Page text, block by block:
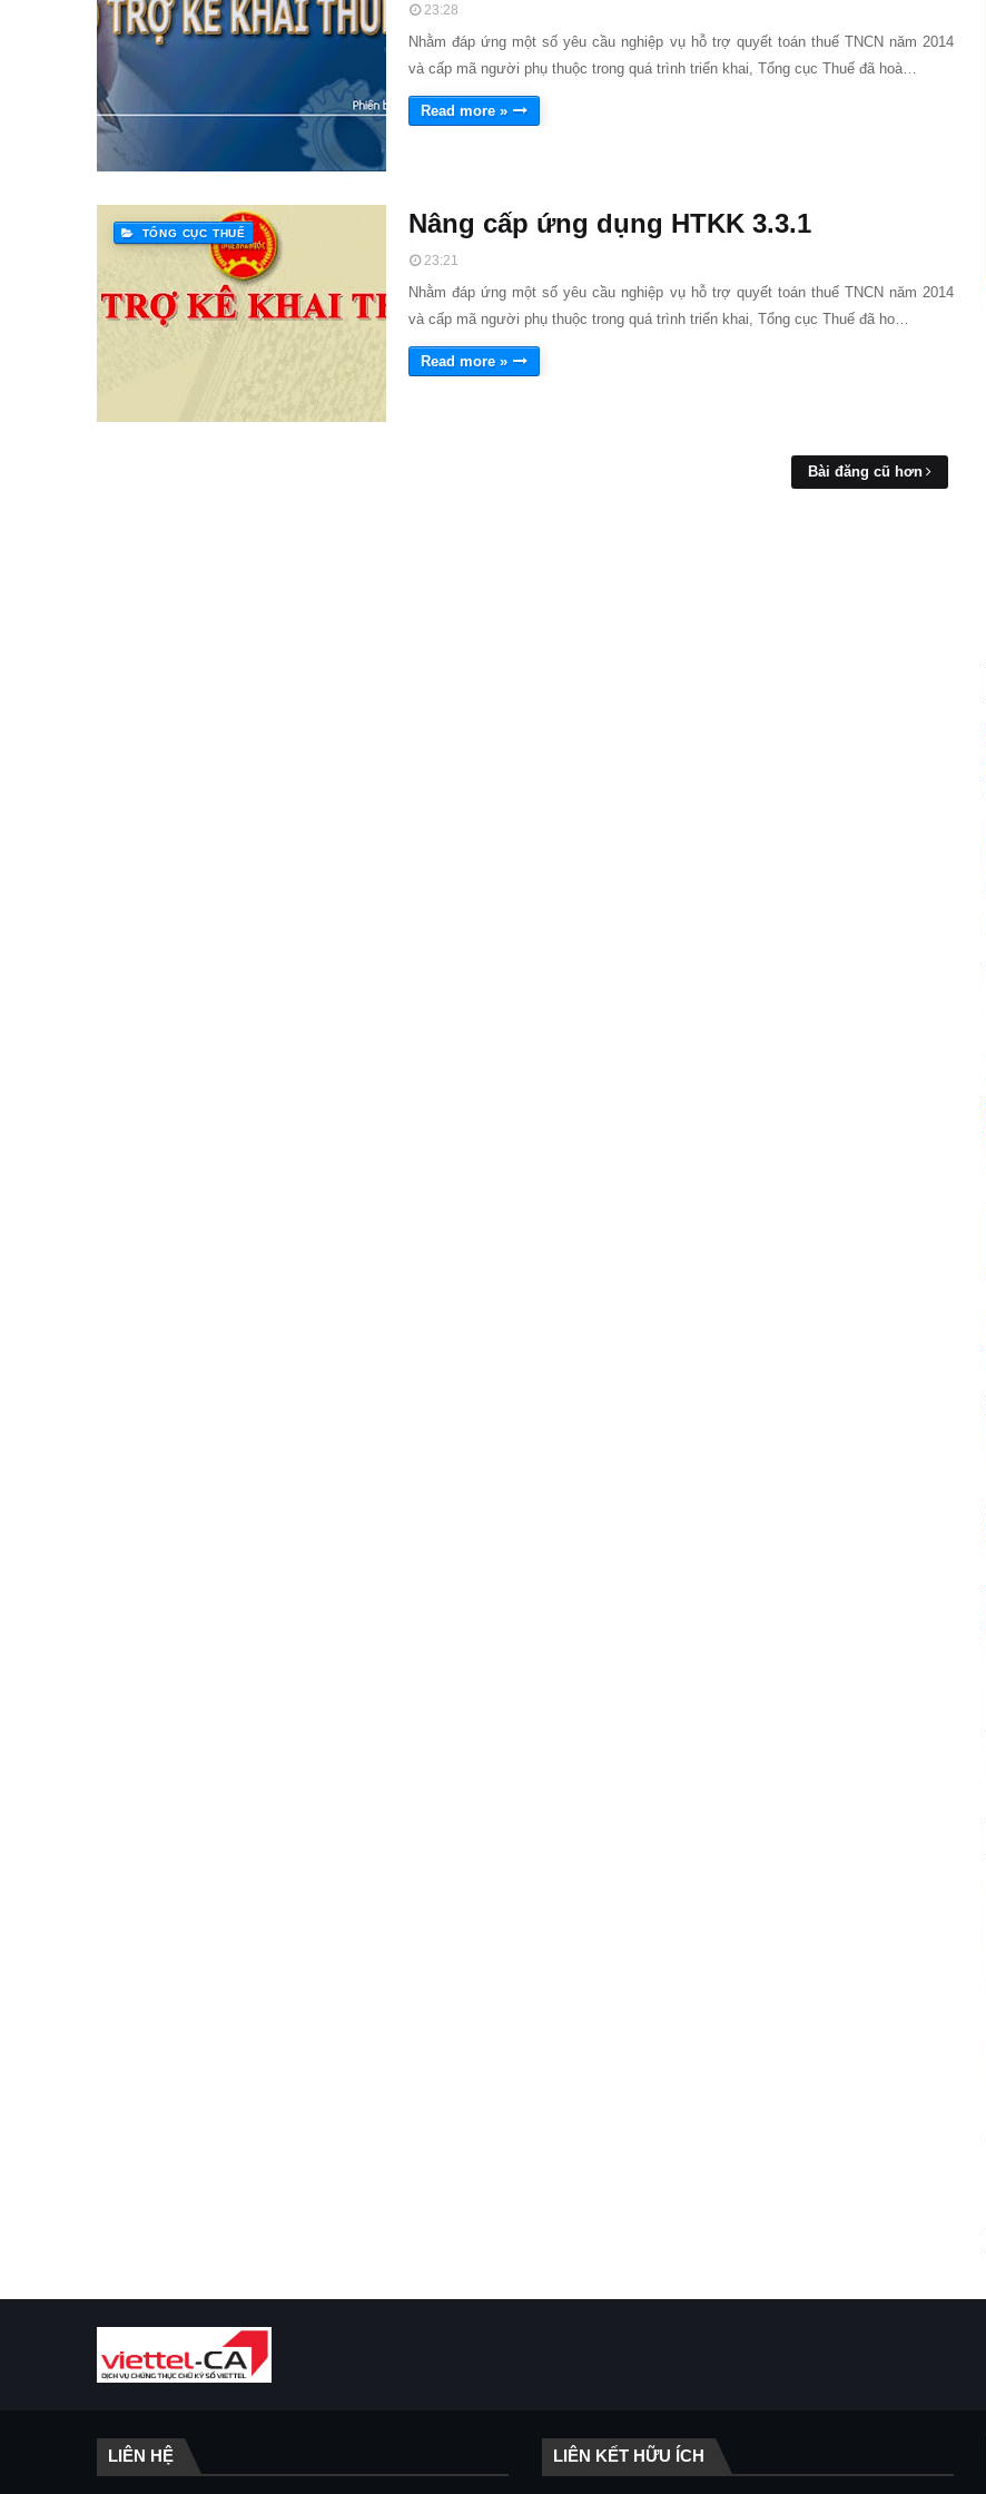
23:28
Nhằm đáp ứng một số yêu cầu nghiệp vụ hỗ trợ quyết toán thuế TNCN năm 2014
và cấp mã người phụ thuộc trong quá trình triển khai, Tổng cục Thuế đã hoà…
Read more »
TỔNG CỤC THUẾ Nâng cấp ứng dụng HTKK 3.3.1
23:21
Nhằm đáp ứng một số yêu cầu nghiệp vụ hỗ trợ quyết toán thuế TNCN năm 2014
và cấp mã người phụ thuộc trong quá trình triển khai, Tổng cục Thuế đã ho…
Read more »
Bài đăng cũ hơn
LIÊN HỆ LIÊN KẾT HỮU ÍCH